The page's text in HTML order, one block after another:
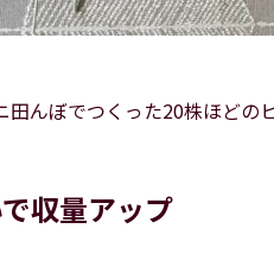
田んぼでつくった20株ほどの
収量アップ